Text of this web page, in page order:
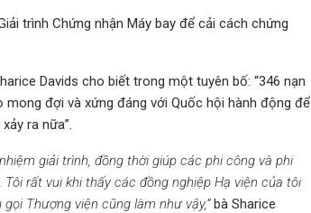
trình Chứng nhận Máy bay để cải cách chứng
Davids cho biết trong một tuyên bố: “346 nạn
mong đợi và xứng đáng với Quốc hội hành động để
ra nữa”.
giải trình, đồng thời giúp các phi công và phi
rất vui khi thấy các đồng nghiệp Hạ viện của tôi
Thượng viện cũng làm như vậy,”bà Sharice